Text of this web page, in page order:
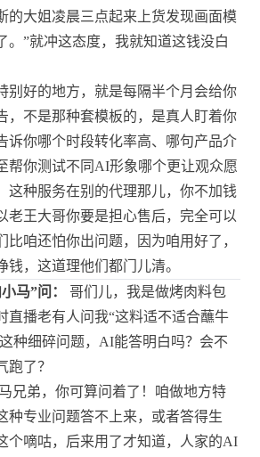
的大姐凌晨三点起来上货发现画面模
。”就冲这态度，我就知道这钱没白
别好的地方，就是每隔半个月会给你
，不是那种套模板的，是真人盯着你
诉你哪个时段转化率高、哪句产品介
帮你测试不同AI形象哪个更让观众愿
这种服务在别的代理那儿，你不加钱
老王大哥你要是担心售后，完全可以
比咱还怕你出问题，因为咱用好了，
钱，这道理他们都门儿清。
马”问：
哥们儿，我是做烤肉料包
直播老有人问我“这料适不适合蘸牛
种细碎问题，AI能答明白吗？会不
跑了？
兄弟，你可算问着了！咱做地方特
种专业问题答不上来，或者答得生
个嘀咕，后来用了才知道，人家的AI